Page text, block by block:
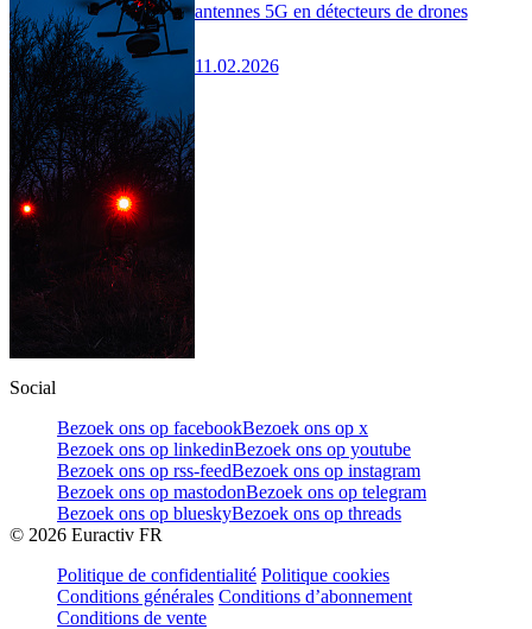
antennes 5G en détecteurs de drones
11.02.2026
Social
Bezoek ons op facebookBezoek ons op x
Bezoek ons op linkedinBezoek ons op youtube
Bezoek ons op rss-feedBezoek ons op instagram
Bezoek ons op mastodonBezoek ons op telegram
Bezoek ons op blueskyBezoek ons op threads
© 2026 Euractiv FR
Politique de confidentialité Politique cookies
Conditions générales Conditions d’abonnement
Conditions de vente